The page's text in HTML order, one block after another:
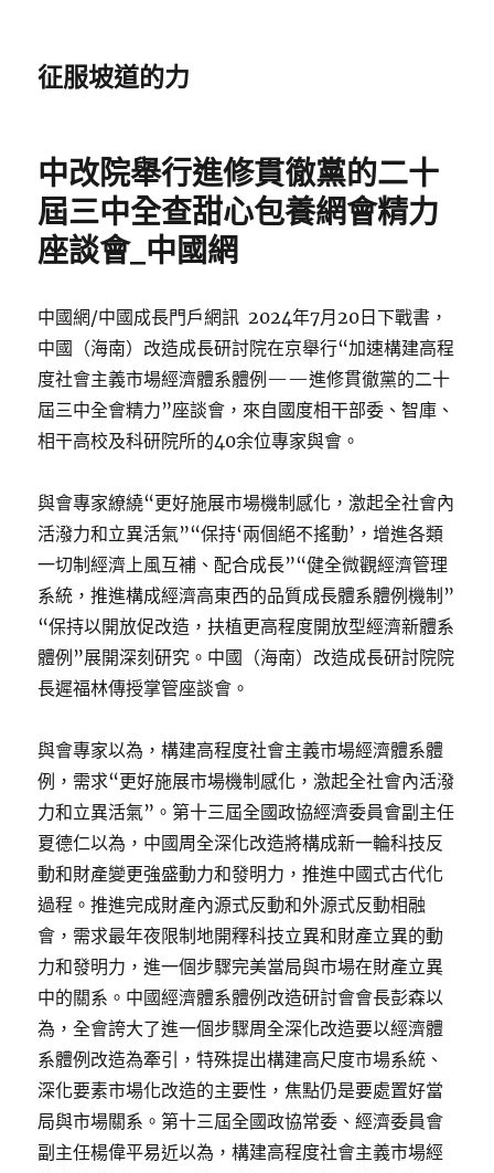
征服坡道的力
中改院舉行進修貫徹黨的二十
屆三中全查甜心包養網會精力
座談會_中國網
中國網/中國成長門戶網訊 2024年7月20日下戰書，
中國（海南）改造成長研討院在京舉行“加速構建高程
度社會主義市場經濟體系體例——進修貫徹黨的二十
屆三中全會精力”座談會，來自國度相干部委、智庫、
相干高校及科研院所的40余位專家與會。
與會專家繚繞“更好施展市場機制感化，激起全社會內
活潑力和立異活氣”“保持‘兩個絕不搖動’，增進各類
一切制經濟上風互補、配合成長”“健全微觀經濟管理
系統，推進構成經濟高東西的品質成長體系體例機制”
“保持以開放促改造，扶植更高程度開放型經濟新體系
體例”展開深刻研究。中國（海南）改造成長研討院院
長遲福林傳授掌管座談會。
與會專家以為，構建高程度社會主義市場經濟體系體
例，需求“更好施展市場機制感化，激起全社會內活潑
力和立異活氣”。第十三屆全國政協經濟委員會副主任
夏德仁以為，中國周全深化改造將構成新一輪科技反
動和財產變更強盛動力和發明力，推進中國式古代化
過程。推進完成財產內源式反動和外源式反動相融
會，需求最年夜限制地開釋科技立異和財產立異的動
力和發明力，進一個步驟完美當局與市場在財產立異
中的關系。中國經濟體系體例改造研討會會長彭森以
為，全會誇大了進一個步驟周全深化改造要以經濟體
系體例改造為牽引，特殊提出構建高尺度市場系統、
深化要素市場化改造的主要性，焦點仍是要處置好當
局與市場關系。第十三屆全國政協常委、經濟委員會
副主任楊偉平易近以為，構建高程度社會主義市場經